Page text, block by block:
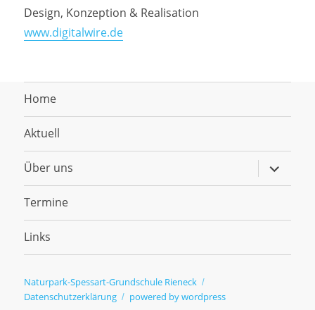
Design, Konzeption & Realisation
www.digitalwire.de
Home
Aktuell
Über uns anzeigen
Termine
Links
Naturpark-Spessart-Grundschule Rieneck
Datenschutzerklärung